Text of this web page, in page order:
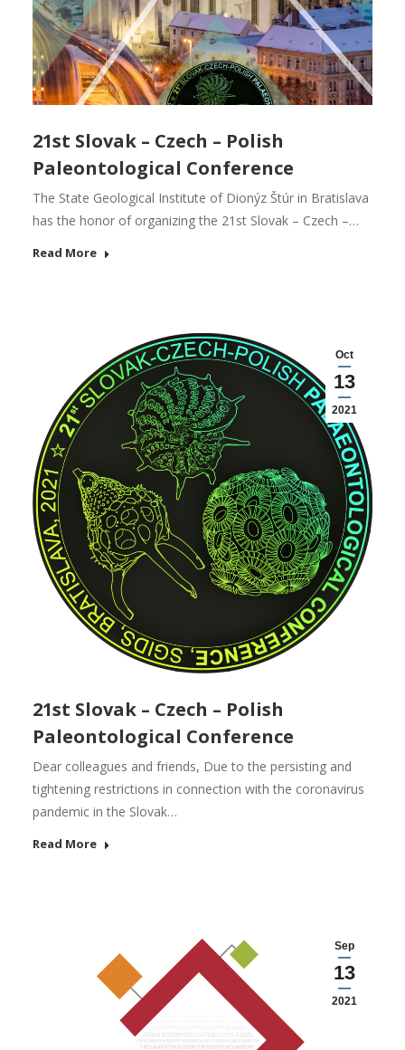
21st Slovak – Czech – Polish
Paleontological Conference
The State Geological Institute of Dionýz Štúr in Bratislava
has the honor of organizing the 21st Slovak – Czech –…
Read More
Oct
13
2021
21st Slovak – Czech – Polish
Paleontological Conference
Dear colleagues and friends, Due to the persisting and
tightening restrictions in connection with the coronavirus
pandemic in the Slovak…
Read More
Sep
13
2021